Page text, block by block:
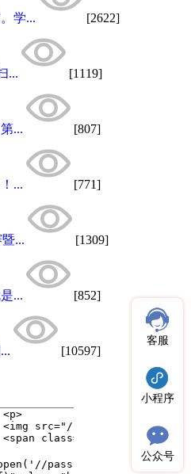
学... [2622]
... [1119]
... [807]
... [771]
... [1309]
... [852]
[10597]
客服
小程序
公众号